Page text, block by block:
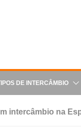
DE INTERCÂMBIO
intercâmbio na